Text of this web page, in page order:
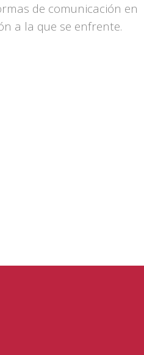
de comunicación en
a la que se enfrente.